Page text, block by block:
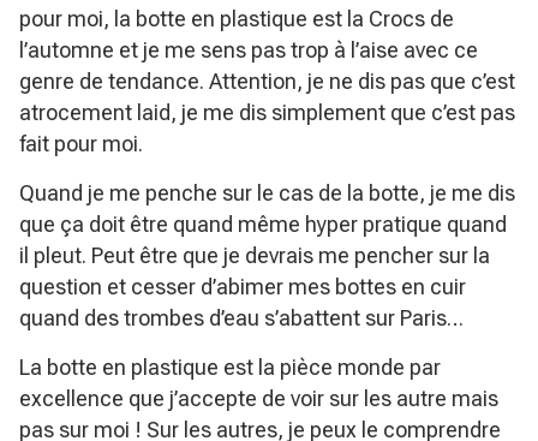
pour moi, la botte en plastique est la Crocs de
l’automne et je me sens pas trop à l’aise avec ce
genre de tendance. Attention, je ne dis pas que c’est
atrocement laid, je me dis simplement que c’est pas
fait pour moi.
Quand je me penche sur le cas de la botte, je me dis
que ça doit être quand même hyper pratique quand
il pleut. Peut être que je devrais me pencher sur la
question et cesser d’abimer mes bottes en cuir
quand des trombes d’eau s’abattent sur Paris…
La botte en plastique est la pièce monde par
excellence que j’accepte de voir sur les autre mais
pas sur moi ! Sur les autres, je peux le comprendre